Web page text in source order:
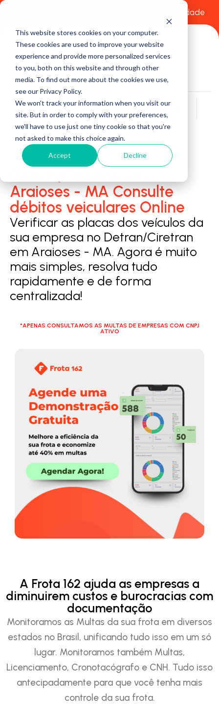
This website stores cookies on your computer.
These cookies are used to improve your website
experience and provide more personalized services
to you, both on this website and through other
media. To find out more about the cookies we use,
see our Privacy Policy.
We won't track your information when you visit our
site. But in order to comply with your preferences,
we'll have to use just one tiny cookie so that you're
not asked to make this choice again.
Accept Decline
Política de Privacidade
Buscar
Araioses - MA Consulte
débitos veiculares Online
Verificar as placas dos veículos da
sua empresa no Detran/Ciretran
em Araioses - MA. Agora é muito
mais simples, resolva tudo
rapidamente e de forma
centralizada!
*APENAS CONSULTAMOS AS MULTAS DE EMPRESAS COM CNPJ
ATIVO
A Frota 162 ajuda as empresas a
diminuirem custos e burocracias com
documentação
Monitoramos as Multas da sua frota em diversos
estados no Brasil, unificando tudo isso em um só
lugar. Monitoramos também Multas,
Licenciamento, Cronotacógrafo e CNH. Tudo isso
antecipadamente para que você tenha mais
controle da sua frota.